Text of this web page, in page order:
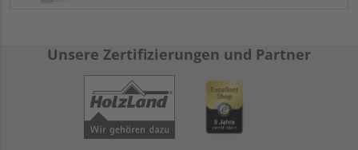
Unsere Zertifizierungen und Partner